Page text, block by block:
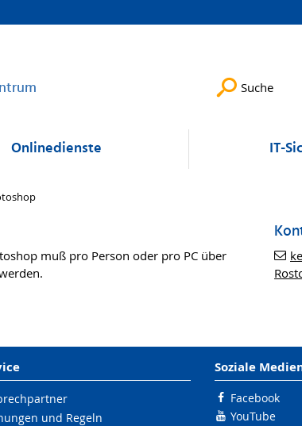
Suche
Onlinedienste IT-
muß pro Person oder pro PC über
und Regeln
Soziale
Facebook
YouTube